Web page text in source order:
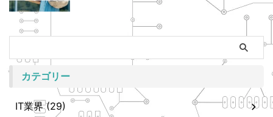
カテゴリー
IT業界 (29)